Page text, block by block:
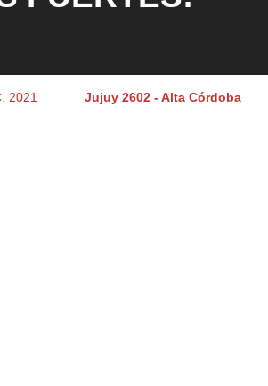
2021 Jujuy 2602 - Alta Córdoba